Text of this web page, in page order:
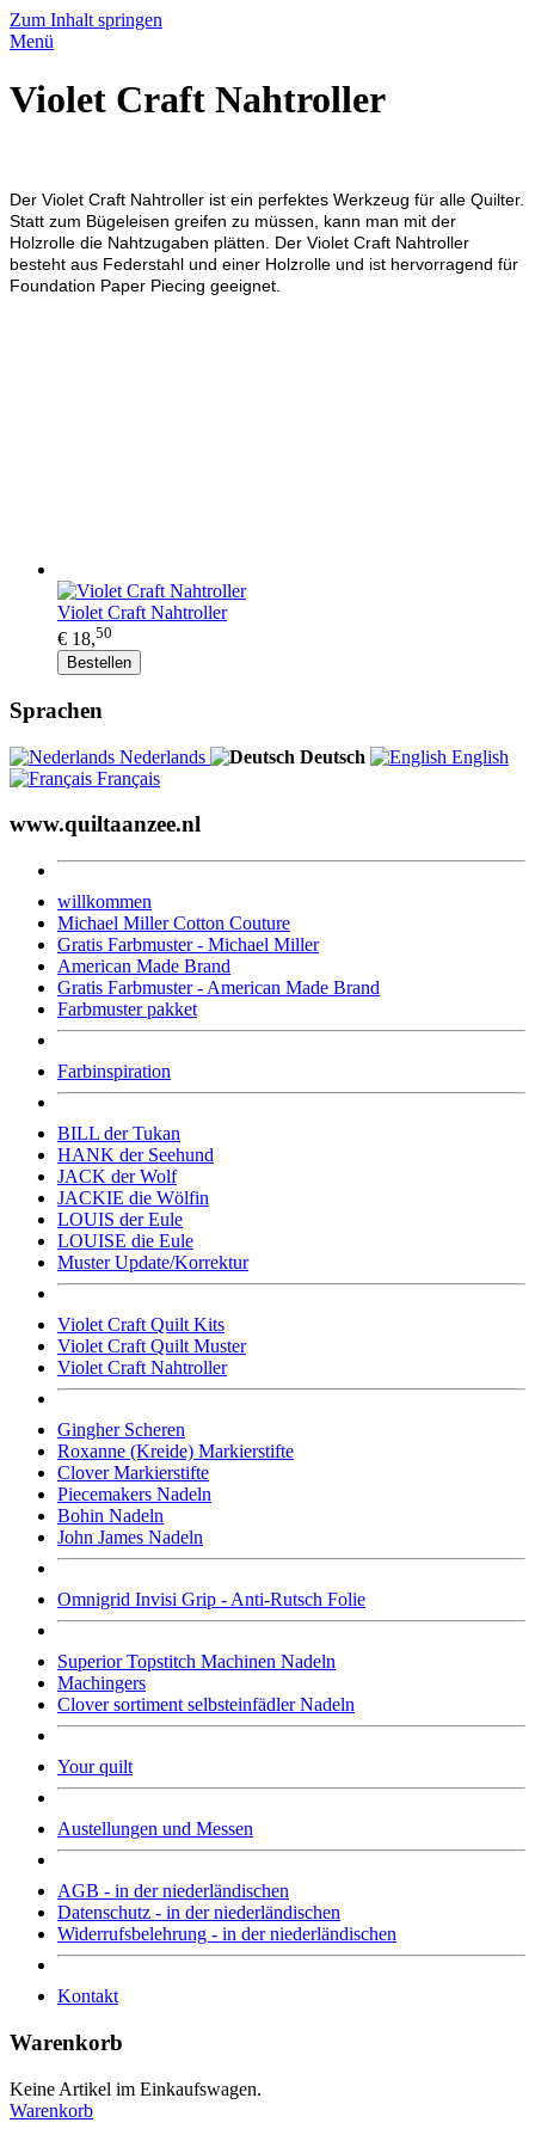
Zum Inhalt springen
Menü
Violet Craft Nahtroller
Der Violet Craft Nahtroller ist ein perfektes Werkzeug für alle Quilter.
Statt zum Bügeleisen greifen zu müssen, kann man mit der
Holzrolle die Nahtzugaben plätten. Der Violet Craft Nahtroller
besteht aus Federstahl und einer Holzrolle und ist hervorragend für
Foundation Paper Piecing geeignet.
Violet Craft Nahtroller
€ 18,50
Bestellen
Sprachen
Nederlands Deutsch
English
Français
www.quiltaanzee.nl
willkommen
Michael Miller Cotton Couture
Gratis Farbmuster - Michael Miller
American Made Brand
Gratis Farbmuster - American Made Brand
Farbmuster pakket
Farbinspiration
BILL der Tukan
HANK der Seehund
JACK der Wolf
JACKIE die Wölfin
LOUIS der Eule
LOUISE die Eule
Muster Update/Korrektur
Violet Craft Quilt Kits
Violet Craft Quilt Muster
Violet Craft Nahtroller
Gingher Scheren
Roxanne (Kreide) Markierstifte
Clover Markierstifte
Piecemakers Nadeln
Bohin Nadeln
John James Nadeln
Omnigrid Invisi Grip - Anti-Rutsch Folie
Superior Topstitch Machinen Nadeln
Machingers
Clover sortiment selbsteinfädler Nadeln
Your quilt
Austellungen und Messen
AGB - in der niederländischen
Datenschutz - in der niederländischen
Widerrufsbelehrung - in der niederländischen
Kontakt
Warenkorb
Keine Artikel im Einkaufswagen.
Warenkorb